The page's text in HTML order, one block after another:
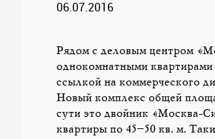
06.07.2016
Рядом с деловым центром
однокомнатными
ссылкой на коммерческого
Новый комплекс общей
сути это двойник «Москва-
квартиры по 45–50 кв. м.